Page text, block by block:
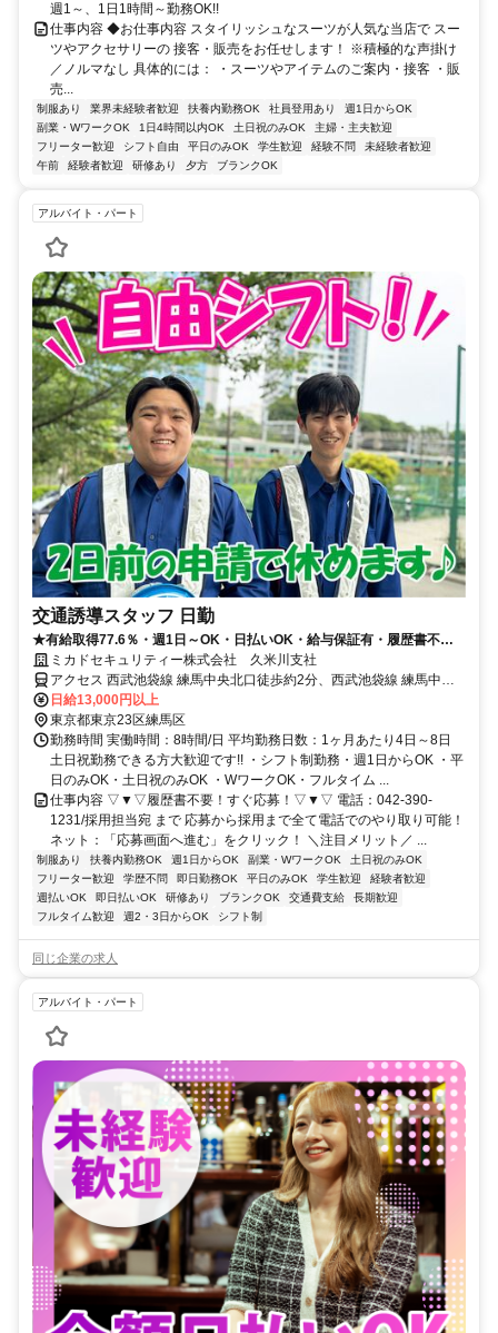
週1～、1日1時間～勤務OK!!
仕事内容 ◆お仕事内容 スタイリッシュなスーツが人気な当店で スー
ツやアクセサリーの 接客・販売をお任せします！ ※積極的な声掛け
／ノルマなし 具体的には： ・スーツやアイテムのご案内・接客 ・販
売...
制服あり 業界未経験者歓迎 扶養内勤務OK 社員登用あり
週1日からOK
副業・WワークOK
1日4時間以内OK 土日祝のみOK
主婦・主夫歓迎
フリーター歓迎
シフト自由 平日のみOK 学生歓迎 経験不問
未経験者歓迎
午前
経験者歓迎 研修あり 夕方 ブランクOK
アルバイト・パート
交通誘導スタッフ 日勤
★有給取得77.6％・週1日～OK・日払いOK・給与保証有・履歴書不要
★ ミカドセキュリティー株式会社 久米川支社
アクセス 西武池袋線 練馬中央北口徒歩約2分、西武池袋線 練馬中央
北口徒歩約2分、西武池袋線 練馬中央北口徒歩約2分
日給13,000円以上
東京都東京23区練馬区
勤務時間 実働時間：8時間/日 平均勤務日数：1ヶ月あたり4日～8日
土日祝勤務できる方大歓迎です!! ・シフト制勤務・週1日からOK ・平
日のみOK・土日祝のみOK ・WワークOK・フルタイム ...
仕事内容 ▽▼▽履歴書不要！すぐ応募！▽▼▽ 電話：042-390-
1231/採用担当宛 まで 応募から採用まで全て電話でのやり取り可能！
ネット：「応募画面へ進む」をクリック！ ＼注目メリット／ ...
制服あり 扶養内勤務OK 週1日からOK 副業・WワークOK
土日祝のみOK
フリーター歓迎
学歴不問 即日勤務OK 平日のみOK 学生歓迎
経験者歓迎
週払いOK
即日払いOK 研修あり ブランクOK 交通費支給
長期歓迎
フルタイム歓迎
週2・3日からOK シフト制
同じ企業の求人
アルバイト・パート